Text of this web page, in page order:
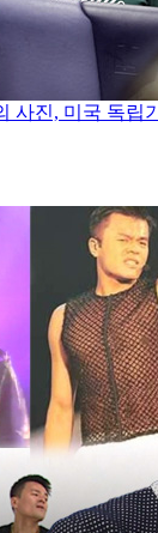
사진, 미국 독립